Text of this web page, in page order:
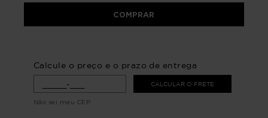
COMPRAR
Calcule o preço e o prazo de entrega
CALCULAR O FRETE
Não sei meu CEP